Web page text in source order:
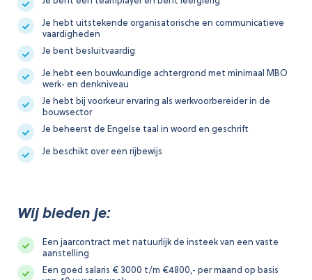
Je hebt uitstekende organisatorische en communicatieve
vaardigheden
Je bent besluitvaardig
Je hebt een bouwkundige achtergrond met minimaal MBO
werk- en denkniveau
Je hebt bij voorkeur ervaring als werkvoorbereider in de
bouwsector
Je beheerst de Engelse taal in woord en geschrift
Je beschikt over een rijbewijs
Wij bieden je:
Een jaarcontract met natuurlijk de insteek van een vaste
aanstelling
Een goed salaris € 3000 t/m €4800,- per maand op basis